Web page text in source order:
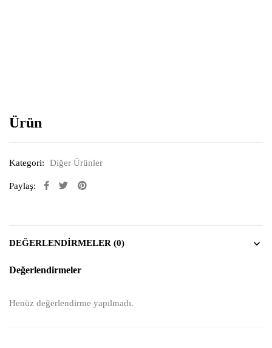
Ürün
Kategori: Diğer Ürünler
Paylaş:
DEĞERLENDIRMELER (0)
Değerlendirmeler
Henüz değerlendirme yapılmadı.